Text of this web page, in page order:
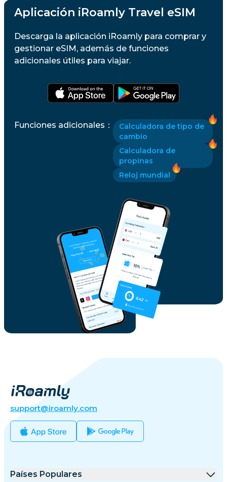
Aplicación iRoamly Travel eSIM
Descarga la aplicación iRoamly para comprar y
gestionar eSIM, además de funciones
adicionales útiles para viajar.
Funciones adicionales ：
Calculadora de tipo de
cambio
Calculadora de
propinas
Reloj mundial
support@iroamly.com
Países Populares